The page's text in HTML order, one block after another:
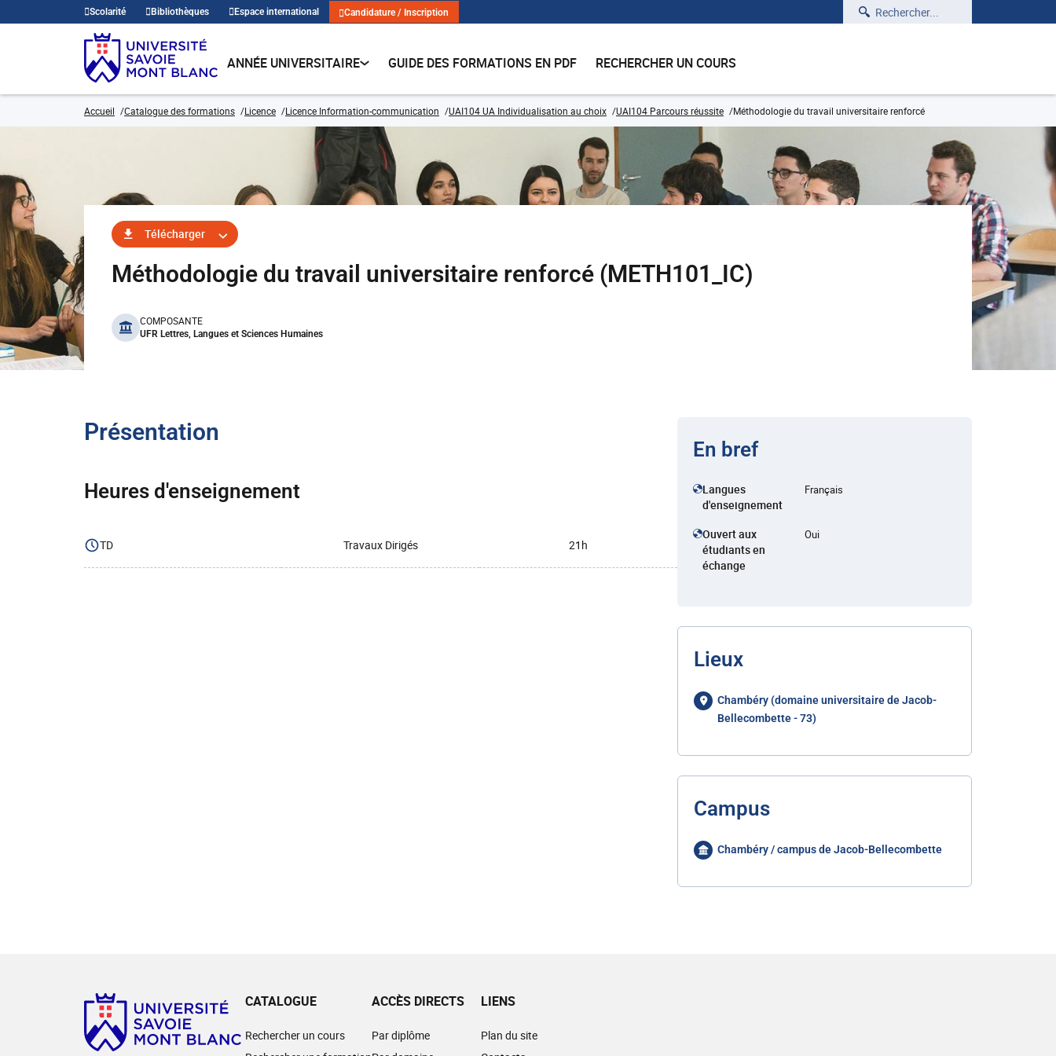
Scolarité Bibliothèques Espace international Candidature / Inscription Rechercher
ANNÉE UNIVERSITAIRE GUIDE DES FORMATIONS EN PDF RECHERCHER UN COURS
Accueil Catalogue des formations Licence Licence Information-communication UAI104 UA Individualisation au choix UAI104 Parcours réussite Méthodologie du travail universitaire renforcé
Télécharger
Méthodologie du travail universitaire renforcé (METH101_IC)
benefits
COMPOSANTE
UFR Lettres, Langues et Sciences Humaines
Présentation
Heures d'enseignement
TD Travaux Dirigés 21h
En bref
Langues
d'enseignement
Français
Ouvert aux
étudiants en
échange
Oui
Lieux
Chambéry (domaine universitaire de Jacob-
Bellecombette - 73)
Campus
Chambéry / campus de Jacob-Bellecombette
CATALOGUE
Rechercher un cours
ACCÈS DIRECTS
Par diplôme
LIENS
Plan du site